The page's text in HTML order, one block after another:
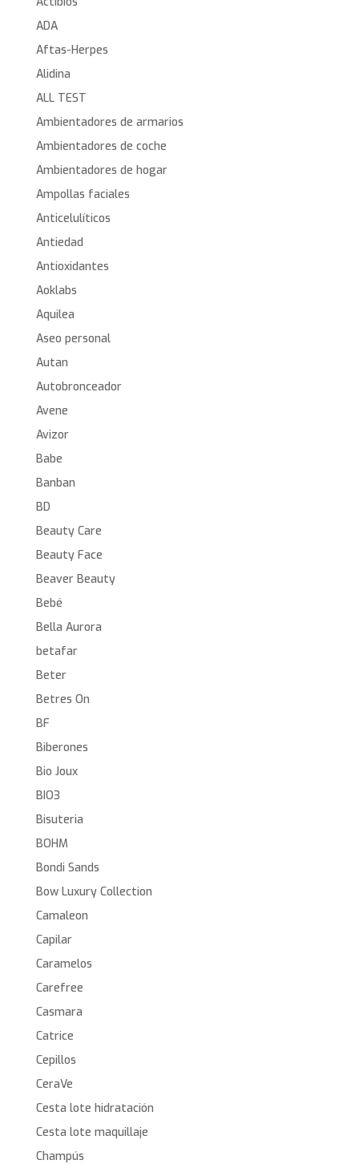
ADA
Aftas-Herpes
Alidina
ALL TEST
Ambientadores de armarios
Ambientadores de coche
Ambientadores de hogar
Ampollas faciales
Anticelulíticos
Antiedad
Antioxidantes
Aoklabs
Aquilea
Aseo personal
Autan
Autobronceador
Avene
Avizor
Babe
Banban
BD
Beauty Care
Beauty Face
Beaver Beauty
Bebé
Bella Aurora
betafar
Beter
Betres On
BF
Biberones
Bio Joux
BIO3
Bisuteria
BOHM
Bondi Sands
Bow Luxury Collection
Camaleon
Capilar
Caramelos
Carefree
Casmara
Catrice
Cepillos
CeraVe
Cesta lote hidratación
Cesta lote maquillaje
Champús